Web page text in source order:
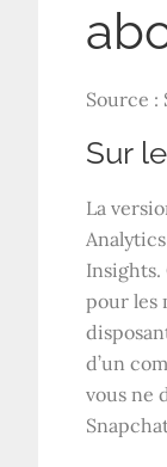
Source :
Sur
La
pour les
d’un
vous ne